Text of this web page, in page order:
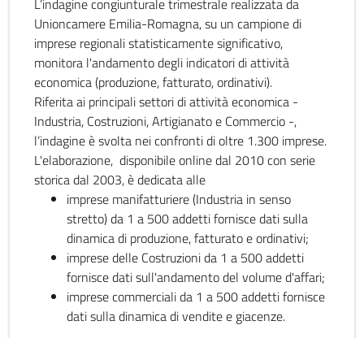
L’indagine congiunturale trimestrale realizzata da
Unioncamere Emilia-Romagna, su un campione di
imprese regionali statisticamente significativo,
monitora l'andamento degli indicatori di attività
economica (produzione, fatturato, ordinativi).
Riferita ai principali settori di attività economica -
Industria, Costruzioni, Artigianato e Commercio -,
l’indagine è svolta nei confronti di oltre 1.300 imprese.
L'elaborazione, disponibile online dal 2010 con serie
storica dal 2003, è dedicata alle
imprese manifatturiere (Industria in senso
stretto) da 1 a 500 addetti fornisce dati sulla
dinamica di produzione, fatturato e ordinativi;
imprese delle Costruzioni da 1 a 500 addetti
fornisce dati sull'andamento del volume d'affari;
imprese commerciali da 1 a 500 addetti fornisce
dati sulla dinamica di vendite e giacenze.